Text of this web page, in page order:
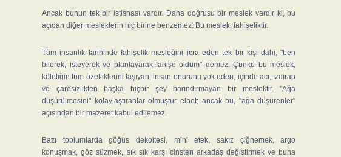
Ancak bunun tek bir istisnası vardır. Daha doğrusu bir meslek vardır ki, bu
açıdan diğer mesleklerin hiç birine benzemez. Bu meslek, fahişeliktir.
Tüm insanlık tarihinde fahişelik mesleğini icra eden tek bir kişi dahi, "ben
bilerek, isteyerek ve planlayarak fahişe oldum" demez. Çünkü bu meslek,
köleliğin tüm özelliklerini taşıyan, insan onurunu yok eden, içinde acı, ızdırap
ve çaresizlikten başka hiçbir şey barındırmayan bir meslektir. "Ağa
düşürülmesini" kolaylaştıranlar olmuştur elbet; ancak bu, "ağa düşürenler"
açısından bir mazeret kabul edilemez.
Bazı toplumlarda göğüs dekoltesi, mini etek, sakız çiğnemek, argo
konuşmak, göz süzmek, sık sık karşı cinsten arkadaş değiştirmek ve buna